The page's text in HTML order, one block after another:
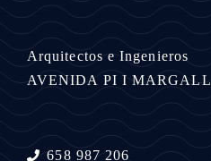
Arquitectos e Ingenieros
AVENIDA PI I MARGALL
658 987 206